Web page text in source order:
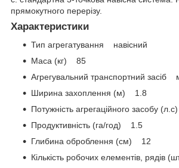
прямокутного перерізу.
Характеристики
Тип агрегатування навісний
Маса (кг) 85
Агрегувальний транспортний засіб
Ширина захоплення (м) 1.8
Потужність агрегаційного засобу
Продуктивність (га/год) 1.5
Глибина оброблення (см) 12
Кількість робочих елементів, рядів